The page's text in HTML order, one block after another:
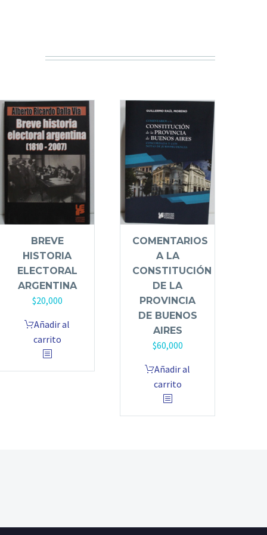
BREVE
HISTORIA
ELECTORAL
ARGENTINA
$20,000
Añadir al
carrito
COMENTARIOS
A LA
CONSTITUCIÓN
DE LA
PROVINCIA
DE BUENOS
AIRES
$60,000
Añadir al
carrito